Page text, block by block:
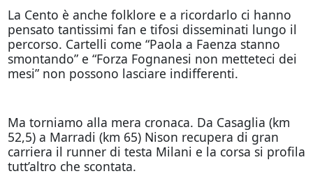
La Cento è anche folklore e a ricordarlo ci hanno
pensato tantissimi fan e tifosi disseminati lungo il
percorso. Cartelli come “Paola a Faenza stanno
smontando” e “Forza Fognanesi non metteteci dei
mesi” non possono lasciare indifferenti.
Ma torniamo alla mera cronaca. Da Casaglia (km
52,5) a Marradi (km 65) Nison recupera di gran
carriera il runner di testa Milani e la corsa si profila
tutt’altro che scontata.